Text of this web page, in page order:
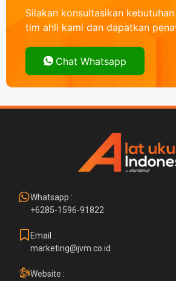
Silakan konsultasikan
tim ahli kami dan dapatkan
Chat Whatsapp
Whatsapp :
+6285-1596-91822
Email :
marketing@jvm.co.id
Website :